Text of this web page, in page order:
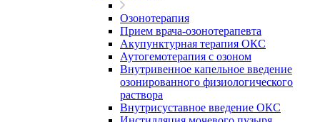
Озонотерапия
Прием врача-озонотерапевта
Акупунктурная терапия ОКС
Аутогемотерапия с озоном
Внутривенное капельное введение
озонированного физиологического
раствора
Внутрисуставное введение ОКС